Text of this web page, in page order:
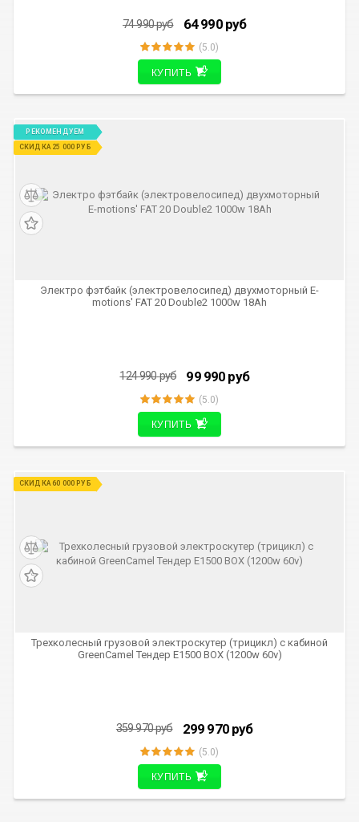
74 990руб 64 990 руб
(5.0)
КУПИТЬ
РЕКОМЕНДУЕМ
СКИДКА 25 000 РУБ
Электро фэтбайк (электровелосипед) двухмоторный E-
motions' FAT 20 Double2 1000w 18Ah
124 990руб 99 990 руб
(5.0)
КУПИТЬ
СКИДКА 60 000 РУБ
Трехколесный грузовой электроскутер (трицикл) с кабиной
GreenCamel Тендер E1500 BOX (1200w 60v)
359 970руб 299 970 руб
(5.0)
КУПИТЬ